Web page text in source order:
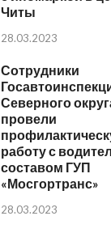
Читы
28.03.2023
Сотрудники
Северного
провели
работу с
составом ГУП
«Мосгортранс»
28.03.2023